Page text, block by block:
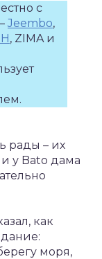
с
Jeembo,
, ZIMA и
рады – их
у Bato дама
как
моря,